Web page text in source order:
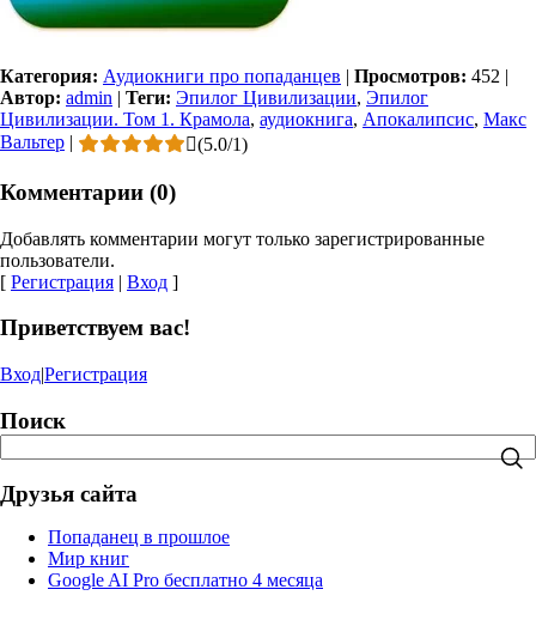
Категория: Аудиокниги про попаданцев | Просмотров: 452 |
Автор: admin | Теги: Эпилог Цивилизации, Эпилог
Цивилизации. Том 1. Крамола, аудиокнига, Апокалипсис, Макс
Вальтер | (5.0/1)
Комментарии (0)
Добавлять комментарии могут только зарегистрированные
пользователи.
[ Регистрация | Вход ]
Приветствуем вас!
Вход|Регистрация
Поиск
Друзья сайта
Попаданец в прошлое
Мир книг
Google AI Pro бесплатно 4 месяца